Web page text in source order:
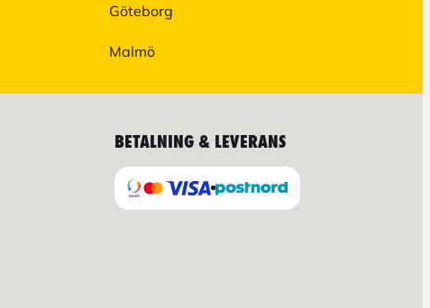
Göteborg
Malmö
BETALNING & LEVERANS